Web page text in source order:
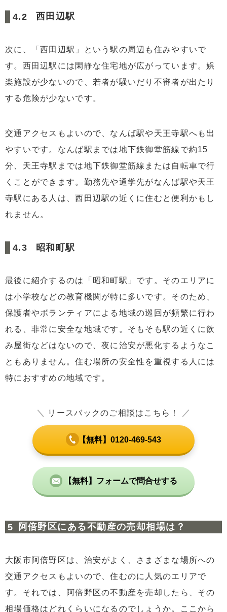
西田辺駅
次に、「西田辺駅」という駅の周辺も住みやすいで
す。西田辺駅には閑静な住宅地が広がっています。娯
楽施設が少ないので、若者が騒いだり不審者が出たり
する危険が少ないです。
交通アクセスもよいので、なんば駅や天王寺駅へも出
やすいです。なんば駅までは地下鉄御堂筋線で約15
分、天王寺駅までは地下鉄御堂筋線または自転車で行
くことができます。勤務先や通学先がなんば駅や天王
寺駅にある人は、西田辺駅の近くに住むと便利かもし
れません。
昭和町駅
最後に紹介するのは「昭和町駅」です。そのエリアに
は小学校などの教育機関が特に多いです。そのため、
保護者やボランティアによる地域の巡回が頻繁に行わ
れる、非常に安全な地域です。そもそも駅の近くに飲
み屋街などはないので、夜に治安が悪化するようなこ
ともありません。住む場所の安全性を重視する人には
特におすすめの地域です。
＼ リースバックのご相談はこちら！ ／
【無料】0120-469-543
【無料】フォームで問合せする
阿倍野区にある不動産の売却相場は？
大阪市阿倍野区は、治安がよく、さまざまな場所への
交通アクセスもよいので、住むのに人気のエリアで
す。それでは、阿倍野区の不動産を売却したら、その
相場価格はどれくらいになるのでしょうか。ここから